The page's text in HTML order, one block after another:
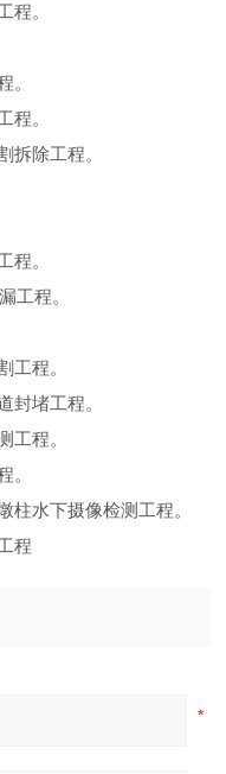
程。
。
程。
拆除工程。
程。
工程。
工程。
封堵工程。
工程。
。
柱水下摄像检测工程。
程